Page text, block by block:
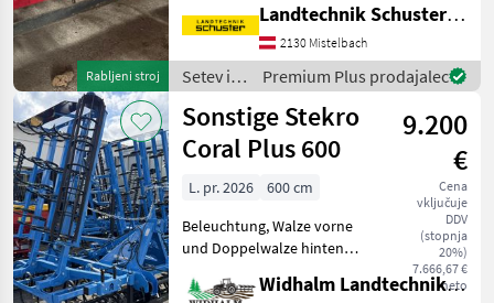
Rabljeni stroj
Zinken mit Schmalschare -
Planierschiene
Doppelwalzenkrümmler -
Stützräder - 4 balkig
Besichtigung nur nac
Landtechnik Schuster Niederlassung Mistelbach
2130 Mistelbach
Setev in
nega /
Kongskilde
Premium Plus prodajalec
Sonstige Stekro
Coral Plus 600
9.200
€
Cena
vključuje
DDV
(stopnja
20%)
7.666,67 €
neto
L. pr. 2026
600 cm
Beleuchtung, Walze vorne
und Doppelwalze hinten
kombinacija
Widhalm Landtechnik GmbH